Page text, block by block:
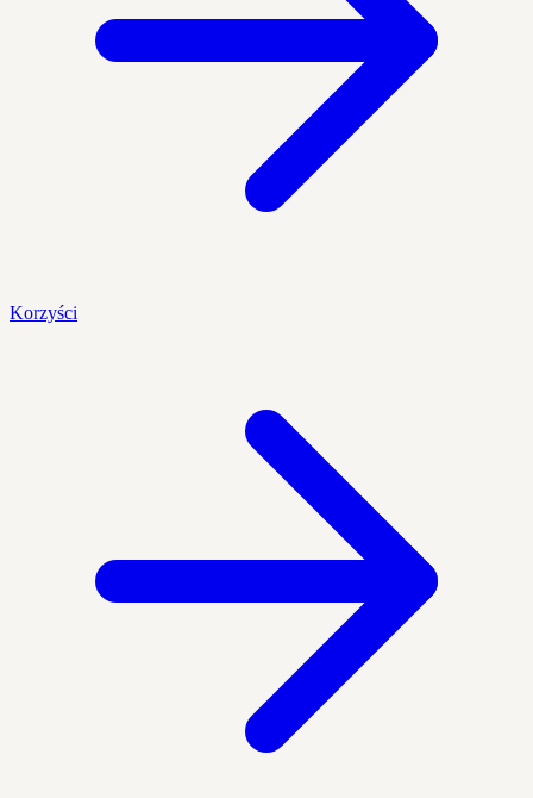
Korzyści